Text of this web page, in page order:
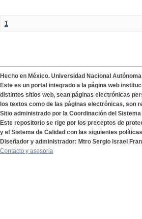
1
Hecho en México. Universidad Nacional
Este es un portal integrado a la página web
distintos sitios web, sean páginas electrónicas
los textos como de las páginas electrónicas,
Sitio administrado por la Coordinación del Sistema
Este repositorio se rige por los preceptos de
y el Sistema de Calidad con las siguientes
Diseñador y administrador: Mtro Sergio Israel
Contacto y asesoría